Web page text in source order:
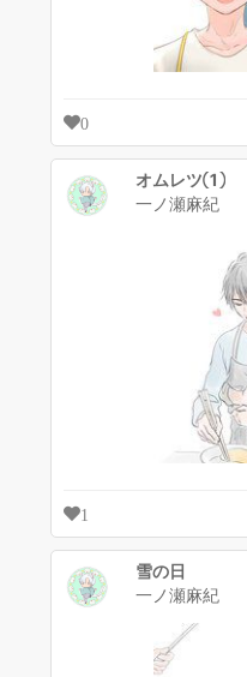
0
オムレツ①
一ノ瀬麻紀
1
雪の日
一ノ瀬麻紀